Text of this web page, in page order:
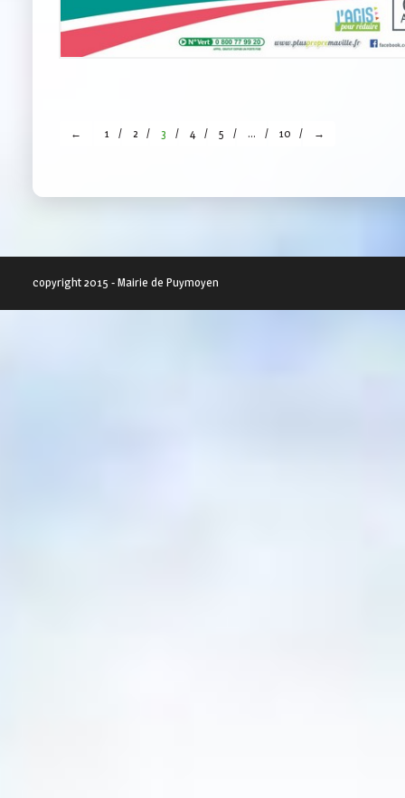
← 1 2 3 4 5 … 10 →
copyright 2015 - Mairie de Puymoyen